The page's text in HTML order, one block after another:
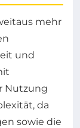
mehr
und
Nutzung
da
sowie die